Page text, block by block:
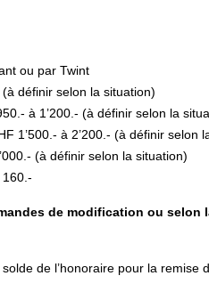
ou par Twint
(à définir selon la situation)
à 1’200.- (à définir selon la
1’500.- à 2’200.- (à définir selon
(à définir selon la situation)
de modification ou selon
de l’honoraire pour la remise